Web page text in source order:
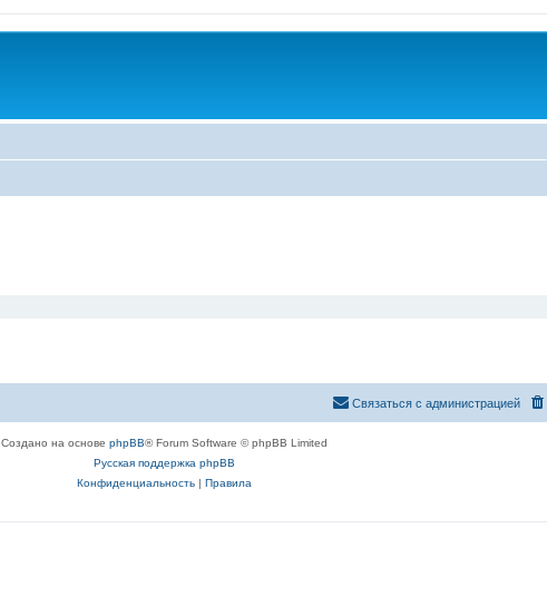
Связаться с администрацией
Создано на основе phpBB® Forum Software © phpBB Limited
Русская поддержка phpBB
Конфиденциальность| Правила